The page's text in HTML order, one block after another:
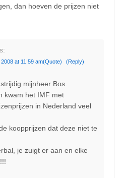
dan hoeven de prijzen niet
at 11:59 am(Quote) (Reply)
mijnheer Bos.
kwam het IMF met
in Nederland veel
koopprijzen dat deze niet te
je zuigt er aan en elke